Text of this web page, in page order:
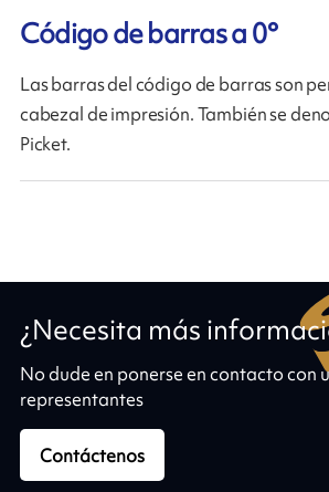
Código de barras a 0°
Las barras del código de barras son
cabezal de impresión. También se
Picket.
¿Necesita más
No dude en ponerse en contacto con
representantes
Contáctenos